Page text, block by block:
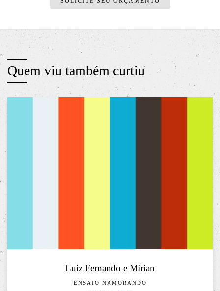
Quem viu também curtiu
Luiz Fernando e Mírian
ENSAIO NAMORANDO